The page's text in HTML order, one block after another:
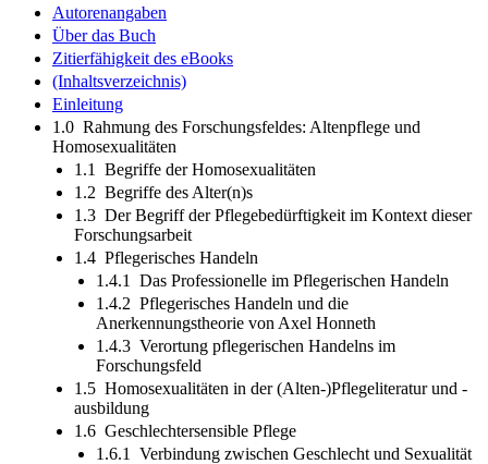
Autorenangaben
Über das Buch
Zitierfähigkeit des eBooks
(Inhaltsverzeichnis)
Einleitung
1.0 Rahmung des Forschungsfeldes: Altenpflege und
Homosexualitäten
1.1 Begriffe der Homosexualitäten
1.2 Begriffe des Alter(n)s
1.3 Der Begriff der Pflegebedürftigkeit im Kontext dieser
Forschungsarbeit
1.4 Pflegerisches Handeln
1.4.1 Das Professionelle im Pflegerischen Handeln
1.4.2 Pflegerisches Handeln und die
Anerkennungstheorie von Axel Honneth
1.4.3 Verortung pflegerischen Handelns im
Forschungsfeld
1.5 Homosexualitäten in der (Alten-)Pflegeliteratur und -
ausbildung
1.6 Geschlechtersensible Pflege
1.6.1 Verbindung zwischen Geschlecht und Sexualität